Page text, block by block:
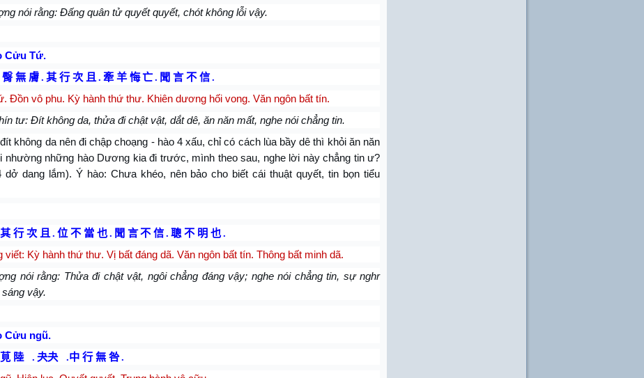
nói rằng: Đấng quân tử quyết quyết, chót không lỗi vậy.
Cửu Tứ.
臀 無 膚. 其 行 次 且 . 牽 羊 悔亡. 聞 言 不 信.
Đồn vô phu. Kỳ hành thứ thư. Khiên dương hối vong. Văn ngôn bất tín.
tư: Đít không da, thửa đi chật vật, dắt dê, ăn năn mất, nghe nói chẳng tin.
không da nên đi chập choạng - hào 4 xấu, chỉ có cách lùa bầy dê thì khỏi ăn năn
nhường những hào Dương kia đi trước, mình theo sau, nghe lời này chẳng tin ư?
dở dang lắm). Ý hào: Chưa khéo, nên bảo cho biết cái thuật quyết, tin bọn tiểu
其 行 次 且 . 位 不 當 也. 聞 言不 信. 聰 不 明 也.
viết: Kỳ hành thứ thư. Vị bất đáng dã. Văn ngôn bất tín. Thông bất minh dã.
nói rằng: Thửa đi chật vật, ngôi chẳng đáng vậy; nghe nói chẳng tin, sự nghr
vậy.
Cửu ngũ.
莧 陸. 夬夬.中 行 無 咎.